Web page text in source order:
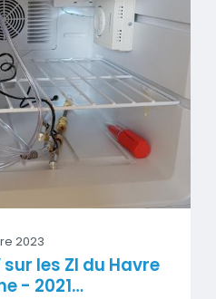
2023
les ZI du Havre
- 2021…